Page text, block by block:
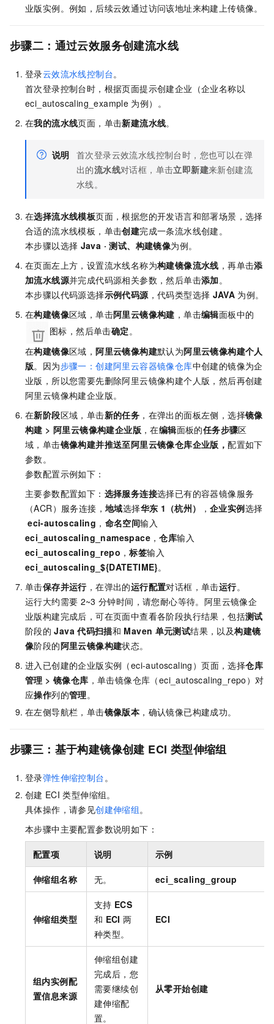
业版实例。例如，后续云效通过访问该地址来构建上传镜像。
步骤二：通过云效服务创建流水线
登录云效流水线控制台。
首次登录控制台时，根据页面提示创建企业（企业名称以
eci_autoscaling_example 为例）。
在我的流水线页面，单击新建流水线。
说明 首次登录云效流水线控制台时，您也可以在弹
出的流水线对话框，单击立即新建来新创建流
水线。
在选择流水线模板页面，根据您的开发语言和部署场景，选择
合适的流水线模板，单击创建完成一条流水线创建。
本步骤以选择 Java · 测试、构建镜像为例。
在页面左上方，设置流水线名称为构建镜像流水线 ，再单击添
加流水线源并完成代码源相关参数，然后单击添加 。
本步骤以代码源选择示例代码源 ，代码类型选择 JAVA 为例。
在构建镜像区域，单击阿里云镜像构建 ，单击编辑面板中的
图标，然后单击确定。
在构建镜像区域，阿里云镜像构建默认为阿里云镜像构建个人
版。因为步骤一：创建阿里云容器镜像仓库中创建的镜像为企
业版，所以您需要先删除阿里云镜像构建个人版，然后再创建
阿里云镜像构建企业版。
在新阶段区域，单击新的任务 ，在弹出的面板左侧，选择镜像
构建 >阿里云镜像构建企业版 ，在编辑面板的任务步骤区
域，单击镜像构建并推送至阿里云镜像仓库企业版，配置如下
参数。
参数配置示例如下：
主要参数配置如下： 选择服务连接选择已有的容器镜像服务
（ACR）服务连接， 地域选择华东 1（杭州） ，企业实例选择
eci-autoscaling ， 命名空间输入
eci_autoscaling_namespace ，仓库输入
eci_autoscaling_repo ，标签输入
eci_autoscaling_${DATETIME}。
单击保存并运行，在弹出的运行配置对话框，单击运行。
运行大约需要 2~3 分钟时间，请您耐心等待。阿里云镜像企
业版构建完成后，可在页面中查看各阶段执行结果，包括测试
阶段的 Java 代码扫描和 Maven 单元测试结果，以及构建镜
像阶段的阿里云镜像构建状态。
进入已创建的企业版实例（eci-autoscaling）页面，选择仓库
管理 >镜像仓库 ，单击镜像仓库（eci_autoscaling_repo）对
应操作列的管理。
在左侧导航栏，单击镜像版本 ，确认镜像已构建成功。
步骤三：基于构建镜像创建 ECI 类型伸缩组
登录弹性伸缩控制台 。
创建 ECI 类型伸缩组。
具体操作，请参见创建伸缩组 。
本步骤中主要配置参数说明如下：
配置项 说明 示例
伸缩组名称 无。 eci_scaling_group
伸缩组类型
支持 ECS
和 ECI 两
种类型。
ECI
组内实例配
置信息来源
伸缩组创建
完成后，您
需要继续创
建伸缩配
置。
从零开始创建